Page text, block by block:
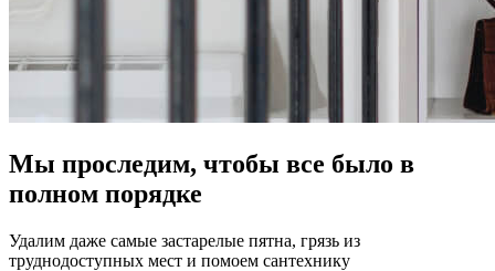
Мы проследим, чтобы все было в
полном порядке
Удалим даже самые застарелые пятна, грязь из
труднодоступных мест и помоем сантехнику